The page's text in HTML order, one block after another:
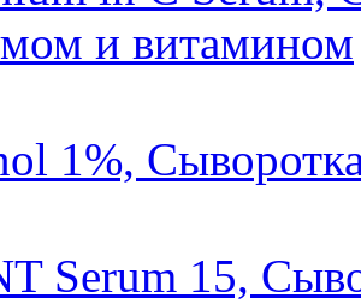
и витамином
1%,
Serum 15,